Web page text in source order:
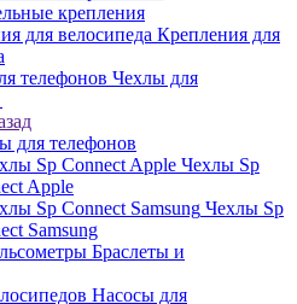
крепления
Крепления для
Чехлы для
для телефонов
Чехлы Sp
Apple
Чехлы Sp
Samsung
Браслеты и
Насосы для